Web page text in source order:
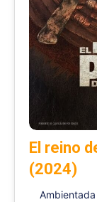
El reino
(2024)